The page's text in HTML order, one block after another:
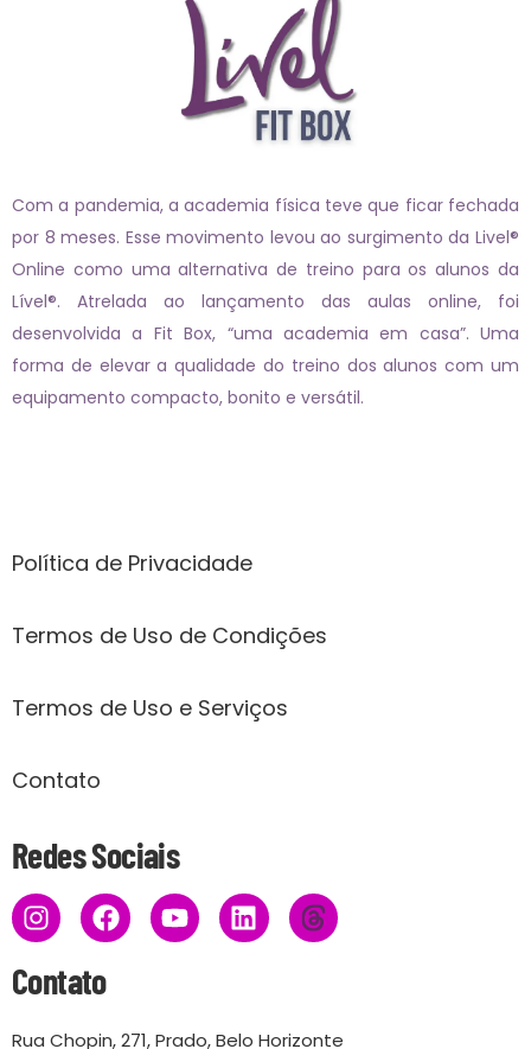
Com a pandemia, a academia física teve que ficar fechada
por 8 meses. Esse movimento levou ao surgimento da Livel®
Online como uma alternativa de treino para os alunos da
Lível®. Atrelada ao lançamento das aulas online, foi
desenvolvida a Fit Box, “uma academia em casa”. Uma
forma de elevar a qualidade do treino dos alunos com um
equipamento compacto, bonito e versátil.
Política de Privacidade
Termos de Uso de Condições
Termos de Uso e Serviços
Contato
Redes Sociais
Contato
Rua Chopin, 271, Prado, Belo Horizonte